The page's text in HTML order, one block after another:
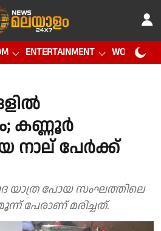
ENTERTAINMENT WORLD CUP
കണ്ണൂർ
നാല് പേർക്ക്
യാത്ര പോയ സംഘത്തിലെ
പേരാണ് മരിച്ചത്.